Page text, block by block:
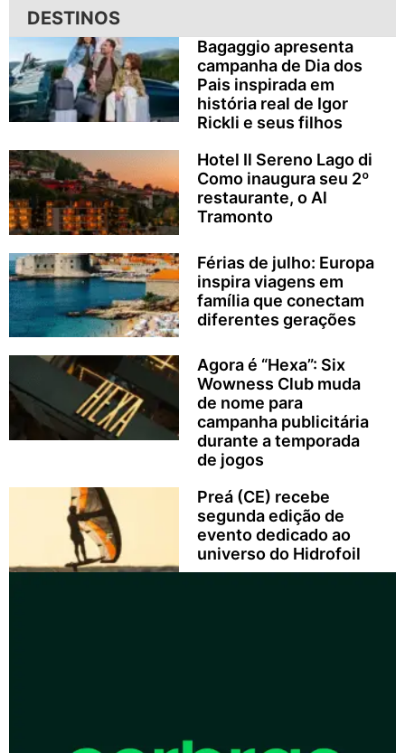
DESTINOS
Bagaggio apresenta
campanha de Dia dos
Pais inspirada em
história real de Igor
Rickli e seus filhos
Hotel Il Sereno Lago di
Como inaugura seu 2º
restaurante, o Al
Tramonto
Férias de julho: Europa
inspira viagens em
família que conectam
diferentes gerações
Agora é “Hexa”: Six
Wowness Club muda
de nome para
campanha publicitária
durante a temporada
de jogos
Preá (CE) recebe
segunda edição de
evento dedicado ao
universo do Hidrofoil